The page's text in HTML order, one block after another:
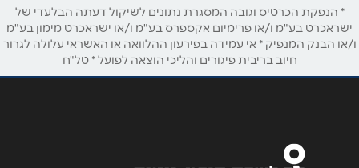
שם מלא*
טלפון*
נושא
* הנפקת הכרטיס וגובה המסגרת נתונים לשיקול דעתה הבלעדי של
ישראכרט בע"מ ו/או פרימיום אקספרס בע"מ ו/או ישראכרט מימון בע"מ
ו/או הבנק המנפיק * אי עמידה בפירעון ההלוואה או האשראי עלולה לגרור
חיוב בריבית פיגורים והליכי הוצאה לפועל * טל"ח